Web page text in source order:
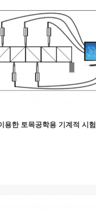
용한 토목공학용 기계적 시험